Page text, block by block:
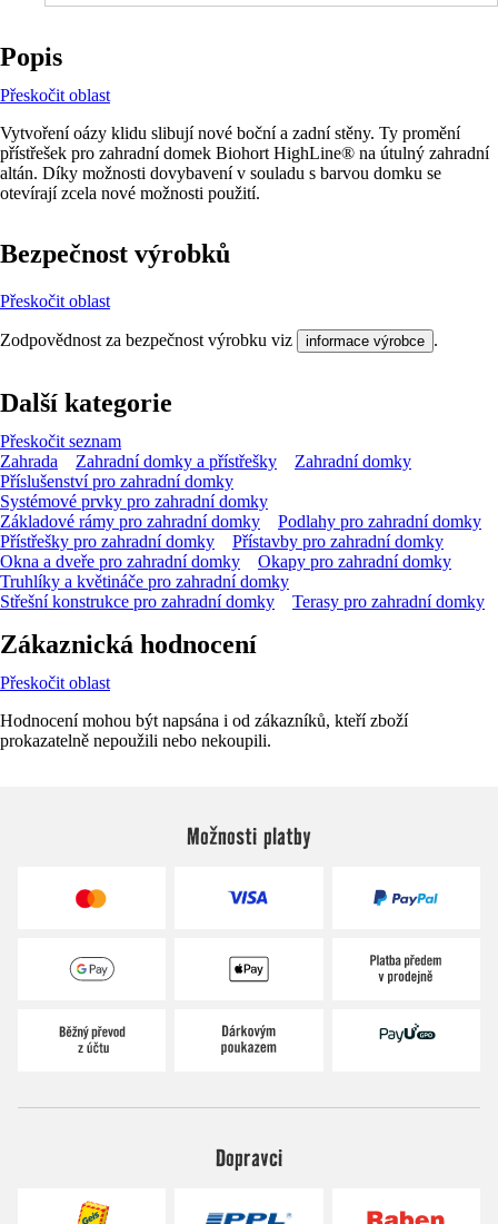
Popis
Přeskočit oblast
Vytvoření oázy klidu slibují nové boční a zadní stěny. Ty promění
přístřešek pro zahradní domek Biohort HighLine® na útulný zahradní
altán. Díky možnosti dovybavení v souladu s barvou domku se
otevírají zcela nové možnosti použití.
Bezpečnost výrobků
Přeskočit oblast
Zodpovědnost za bezpečnost výrobku viz informace výrobce .
Další kategorie
Přeskočit seznam
Zahrada
Zahradní domky a přístřešky
Zahradní domky
Příslušenství pro zahradní domky
Systémové prvky pro zahradní domky
Základové rámy pro zahradní domky
Podlahy pro zahradní domky
Přístřešky pro zahradní domky
Přístavby pro zahradní domky
Okna a dveře pro zahradní domky
Okapy pro zahradní domky
Truhlíky a květináče pro zahradní domky
Střešní konstrukce pro zahradní domky
Terasy pro zahradní domky
Zákaznická hodnocení
Přeskočit oblast
Hodnocení mohou být napsána i od zákazníků, kteří zboží
prokazatelně nepoužili nebo nekoupili.
Možnosti platby
Dopravci